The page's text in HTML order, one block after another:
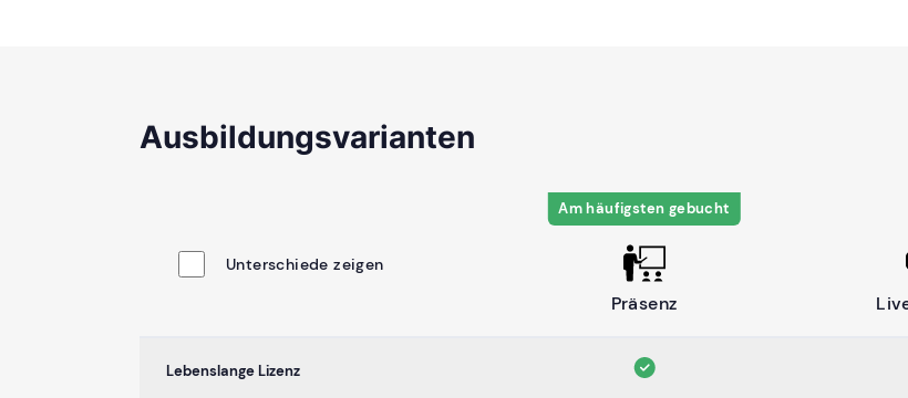
Ausbildungsvarianten
Unterschiede zeigen
Präsenz
Am häufigsten gebucht
Lebenslange Lizenz